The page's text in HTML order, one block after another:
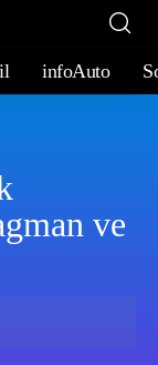
infoAuto
ve